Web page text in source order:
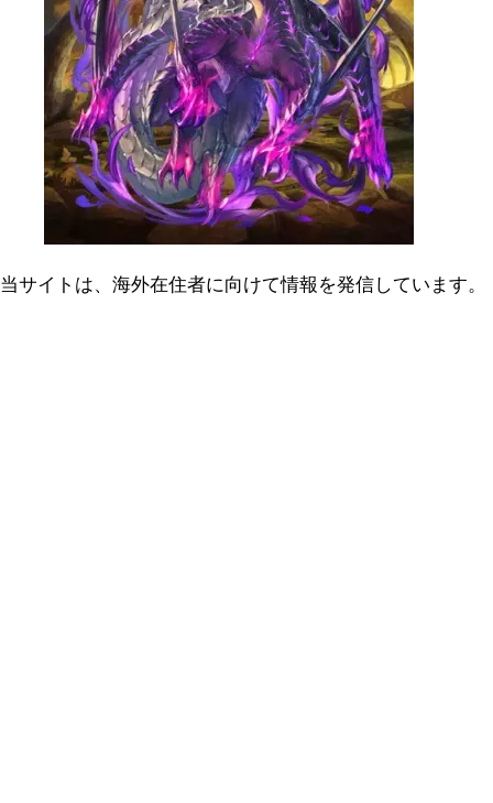
当サイトは、海外在住者に向けて情報を発信しています。